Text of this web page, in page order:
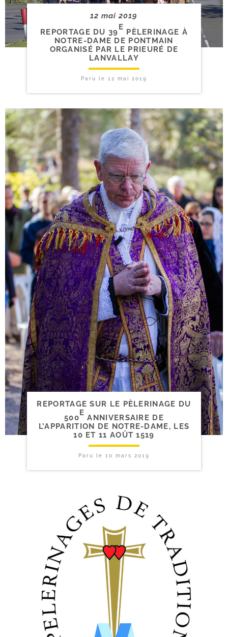
12 mai 2019
REPORTAGE DU 39
E
PÈLERINAGE À
NOTRE-​DAME DE PONTMAIN
ORGANISÉ PAR LE PRIEURÉ DE
LANVALLAY
Paru le 12 mai 2019
REPORTAGE SUR LE PÈLERINAGE DU
500
E
ANNIVERSAIRE DE
L’APPARITION DE NOTRE-​DAME, LES
10 ET 11 AOÛT 1519
Paru le 10 mars 2019